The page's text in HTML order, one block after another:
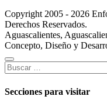
Copyright 2005 - 2026
Derechos Reservados.
Aguascalientes,
Concepto, Diseño y
Buscar:
Secciones para visitar